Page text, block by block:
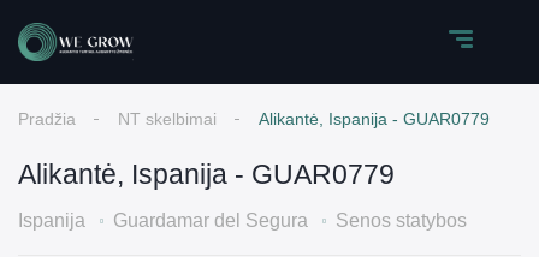
Pradžia NT skelbimai Alikantė, Ispanija - GUAR0779
Alikantė, Ispanija - GUAR0779
Ispanija Guardamar del Segura Senos statybos